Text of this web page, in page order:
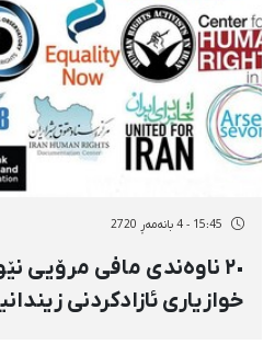
15:45 - 4 بانەمەڕ 2720
٢٠ ناوەندی مافی مرۆیی
خوازیاری ئازادکردنی